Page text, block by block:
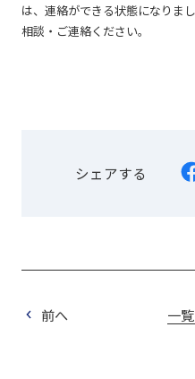
は、連絡ができる状態になりま
相談・ご連絡ください。
シェアする
前へ 一